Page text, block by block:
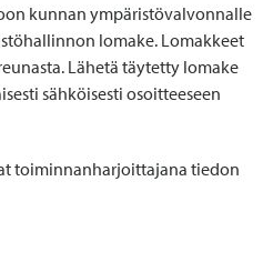
kunnan ympäristövalvonnalle
lomake. Lomakkeet
Lähetä täytetty lomake
sähköisesti osoitteeseen
toiminnanharjoittajana tiedon